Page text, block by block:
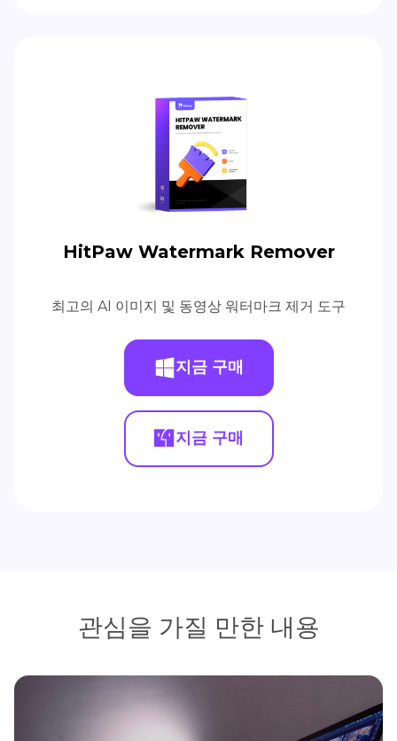
HitPaw Watermark Remover
최고의 AI 이미지 및 동영상 워터마크 제거 도구
지금 구매
지금 구매
관심을 가질 만한 내용